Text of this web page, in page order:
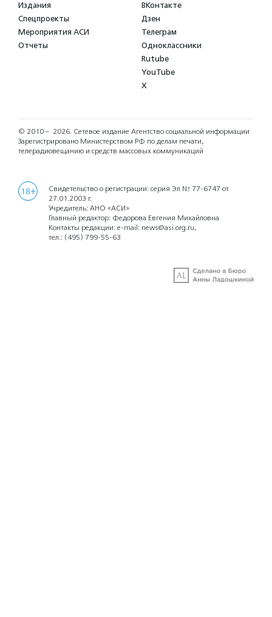
Издания
Спецпроекты
Мероприятия АСИ
Отчеты
ВКонтакте
Дзен
Телеграм
Одноклассники
Rutube
YouTube
X
© 2010 – 2026. Сетевое издание Агентство социальной информации
Зарегистрировано Министерством РФ по делам печати,
телерадиовещанию и средств массовых коммуникаций
18+
Свидетельство о регистрации: серия Эл № 77-6747 от
27.01.2003 г.
Учредитель: АНО «АСИ»
Главный редактор: Федорова Евгения Михайловна
Контакты редакции: e-mail: news@asi.org.ru,
тел.: (495) 799-55-63